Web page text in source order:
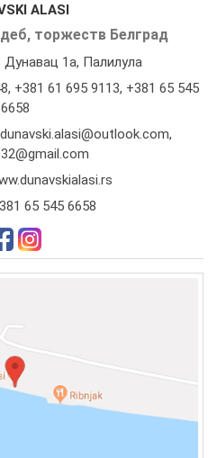
ALASI
торжеств Белград
1а, Палилула
, +381 61 695 9113, +381 65 545
6658
dunavski.alasi@outlook.com,
65 545 6658